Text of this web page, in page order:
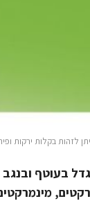
לזהות בקלות ירקות
בעוטף